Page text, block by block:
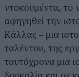
ντοκουμέντα, το
αφηγηθεί την
Κάλλας – μια
ταλέντου, της
ταυτόχρονα μια